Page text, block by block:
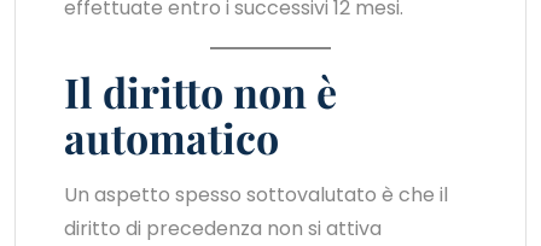
effettuate entro i successivi 12 mesi.
Il diritto non è
automatico
Un aspetto spesso sottovalutato è che il
diritto di precedenza non si attiva